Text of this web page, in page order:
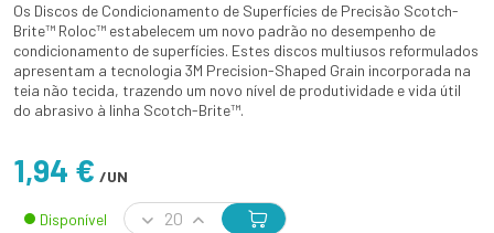
Os Discos de Condicionamento de Superfícies de Precisão Scotch-
Brite™ Roloc™ estabelecem um novo padrão no desempenho de
condicionamento de superfícies. Estes discos multiusos reformulados
apresentam a tecnologia 3M Precision-Shaped Grain incorporada na
teia não tecida, trazendo um novo nível de produtividade e vida útil
do abrasivo à linha Scotch-Brite™.
1,94 € /UN
Disponível